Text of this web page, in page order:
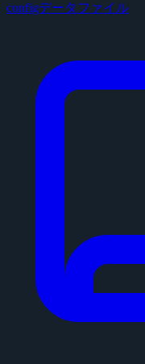
configデータファイル